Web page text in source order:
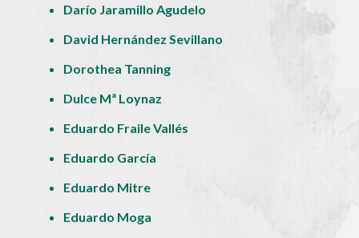
Darío Jaramillo Agudelo
David Hernández Sevillano
Dorothea Tanning
Dulce Mª Loynaz
Eduardo Fraile Vallés
Eduardo García
Eduardo Mitre
Eduardo Moga